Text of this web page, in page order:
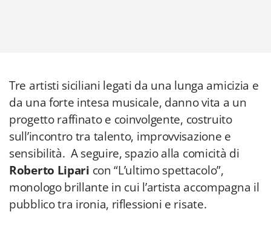
Tre artisti siciliani legati da una lunga amicizia e
da una forte intesa musicale, danno vita a un
progetto raffinato e coinvolgente, costruito
sull’incontro tra talento, improvvisazione e
sensibilità. A seguire, spazio alla comicità di
Roberto Lipari con “L’ultimo spettacolo”,
monologo brillante in cui l’artista accompagna il
pubblico tra ironia, riflessioni e risate.